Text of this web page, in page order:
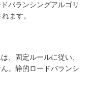
バランシングアルゴリ
ます。
、固定ルールに従い、
。静的ロードバランシ